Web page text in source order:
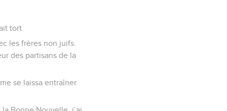
tort.
les frères non juifs.
des partisans de la
se laissa entraîner